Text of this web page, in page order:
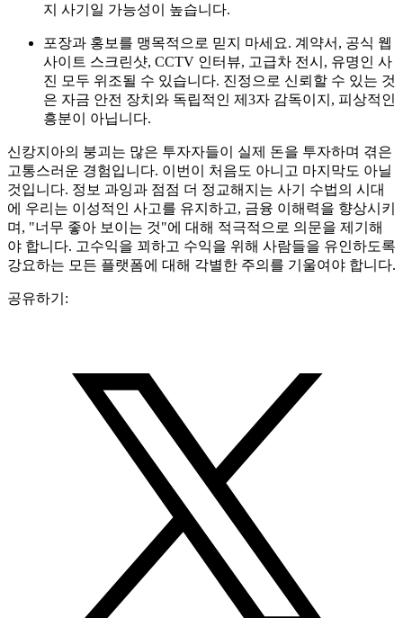
지 사기일 가능성이 높습니다.
포장과 홍보를 맹목적으로 믿지 마세요. 계약서, 공식 웹
사이트 스크린샷, CCTV 인터뷰, 고급차 전시, 유명인 사
진 모두 위조될 수 있습니다. 진정으로 신뢰할 수 있는 것
은 자금 안전 장치와 독립적인 제3자 감독이지, 피상적인
흥분이 아닙니다.
신캉지아의 붕괴는 많은 투자자들이 실제 돈을 투자하며 겪은
고통스러운 경험입니다. 이번이 처음도 아니고 마지막도 아닐
것입니다. 정보 과잉과 점점 더 정교해지는 사기 수법의 시대
에 우리는 이성적인 사고를 유지하고, 금융 이해력을 향상시키
며, "너무 좋아 보이는 것"에 대해 적극적으로 의문을 제기해
야 합니다. 고수익을 꾀하고 수익을 위해 사람들을 유인하도록
강요하는 모든 플랫폼에 대해 각별한 주의를 기울여야 합니다.
공유하기: